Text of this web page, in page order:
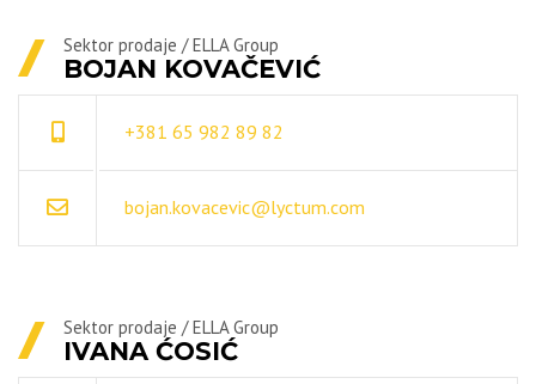
Sektor prodaje / ELLA Group
BOJAN KOVAČEVIĆ
+381 65 982 89 82
bojan.kovacevic@lyctum.com
Sektor prodaje / ELLA Group
IVANA ĆOSIĆ